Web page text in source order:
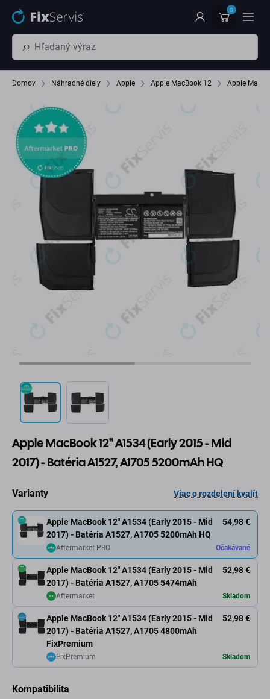
Preskočiť na hlavný obsah 0
Domov Náhradné diely Apple Apple MacBook 12 Apple
Apple MacBook 12" A1534 (Early 2015 - Mid
2017) - Batéria A1527, A1705 5200mAh HQ
Varianty Viac o rozdelení kvalít
Apple MacBook 12" A1534 (Early 2015 - Mid
2017) - Batéria A1527, A1705 5474mAh
52,98 €
Aftermarket Skladom
Apple MacBook 12" A1534 (Early 2015 - Mid
2017) - Batéria A1527, A1705 4800mAh
FixPremium
52,98 €
FixPremium Skladom
Apple MacBook 12" A1534 (Early 2015 - Mid
2017) - Batéria A1527, A1705 5200mAh HQ
54,98 €
Aftermarket PRO Očakávané
Kompatibilita